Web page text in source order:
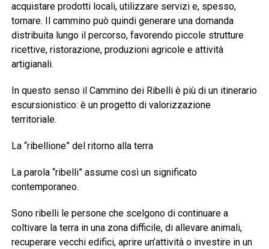
acquistare prodotti locali, utilizzare servizi e, spesso,
tornare. Il cammino può quindi generare una domanda
distribuita lungo il percorso, favorendo piccole strutture
ricettive, ristorazione, produzioni agricole e attività
artigianali.
In questo senso il Cammino dei Ribelli è più di un itinerario
escursionistico: è un progetto di valorizzazione
territoriale.
La “ribellione” del ritorno alla terra
La parola “ribelli” assume così un significato
contemporaneo.
Sono ribelli le persone che scelgono di continuare a
coltivare la terra in una zona difficile, di allevare animali,
recuperare vecchi edifici, aprire un’attività o investire in un